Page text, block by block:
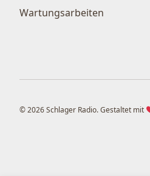
Wartungsarbeiten
© 2026 Schlager Radio. Gestaltet mit